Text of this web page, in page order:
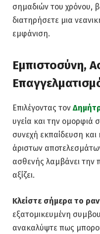
σημαδιών του χρόνου,
διατηρήσετε μια
εμφάνιση.
Εμπιστοσύνη,
Επιλέγοντας τον
υγεία και την ομορφιά
συνεχή εκπαίδευση και
άριστων
ασθενής λαμβάνει την
αξίζει.
Κλείστε σήμερα το
εξατομικευμένη
ανακαλύψτε πως